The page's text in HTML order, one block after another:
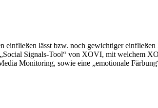
lässt bzw. noch gewichtiger
Signals-Tool“ von XOVI, mit welchem
Monitoring, sowie eine „emotionale